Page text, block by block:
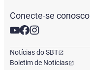
Conecte-se conosco
Notícias do SBT
Boletim de Notícias